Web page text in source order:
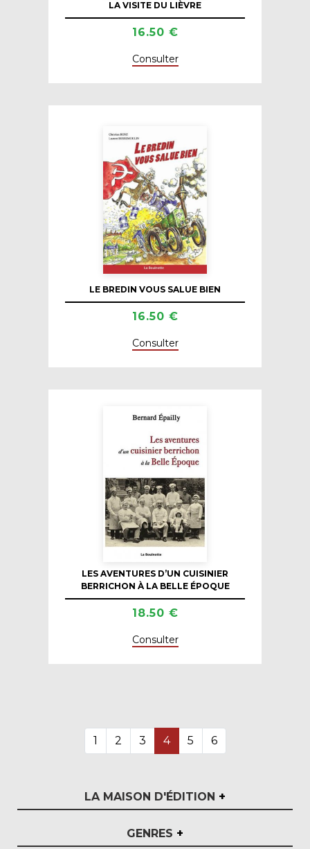
LA MAISON D'ÉDITION +
GENRES +
LA VISITE DU LIÈVRE
16.50 €
Consulter
LE BREDIN VOUS SALUE BIEN
16.50 €
Consulter
LES AVENTURES D’UN CUISINIER
BERRICHON À LA BELLE ÉPOQUE
18.50 €
Consulter
1 2 3 4 5 6